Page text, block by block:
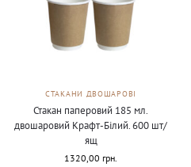
СТАКАНИ ДВОШАРОВІ
Стакан паперовий 185 мл.
двошаровий Крафт-Білий. 600 шт/
ящ
1320,00 грн.